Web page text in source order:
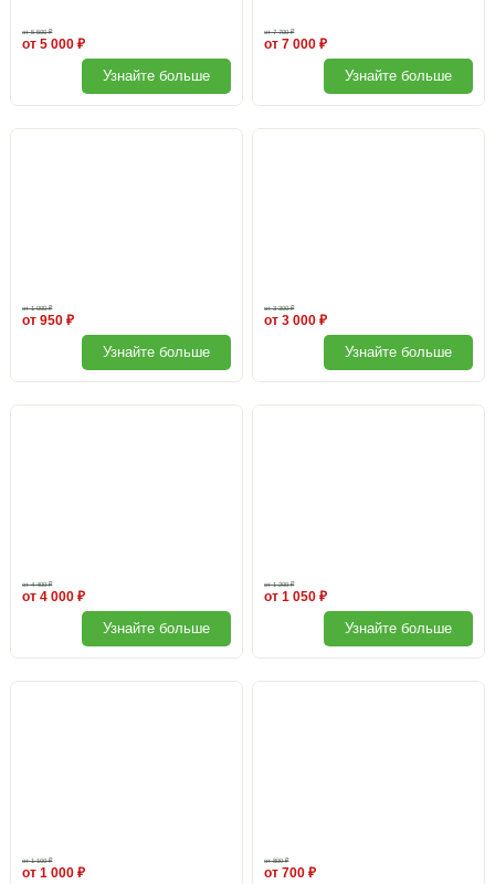
от 5 500 ₽
от 5 000 ₽
Узнайте больше
от 7 700 ₽
от 7 000 ₽
Узнайте больше
от 1 000 ₽
от 950 ₽
Узнайте больше
от 3 300 ₽
от 3 000 ₽
Узнайте больше
от 4 400 ₽
от 4 000 ₽
Узнайте больше
от 1 200 ₽
от 1 050 ₽
Узнайте больше
от 1 100 ₽
от 1 000 ₽
от 800 ₽
от 700 ₽